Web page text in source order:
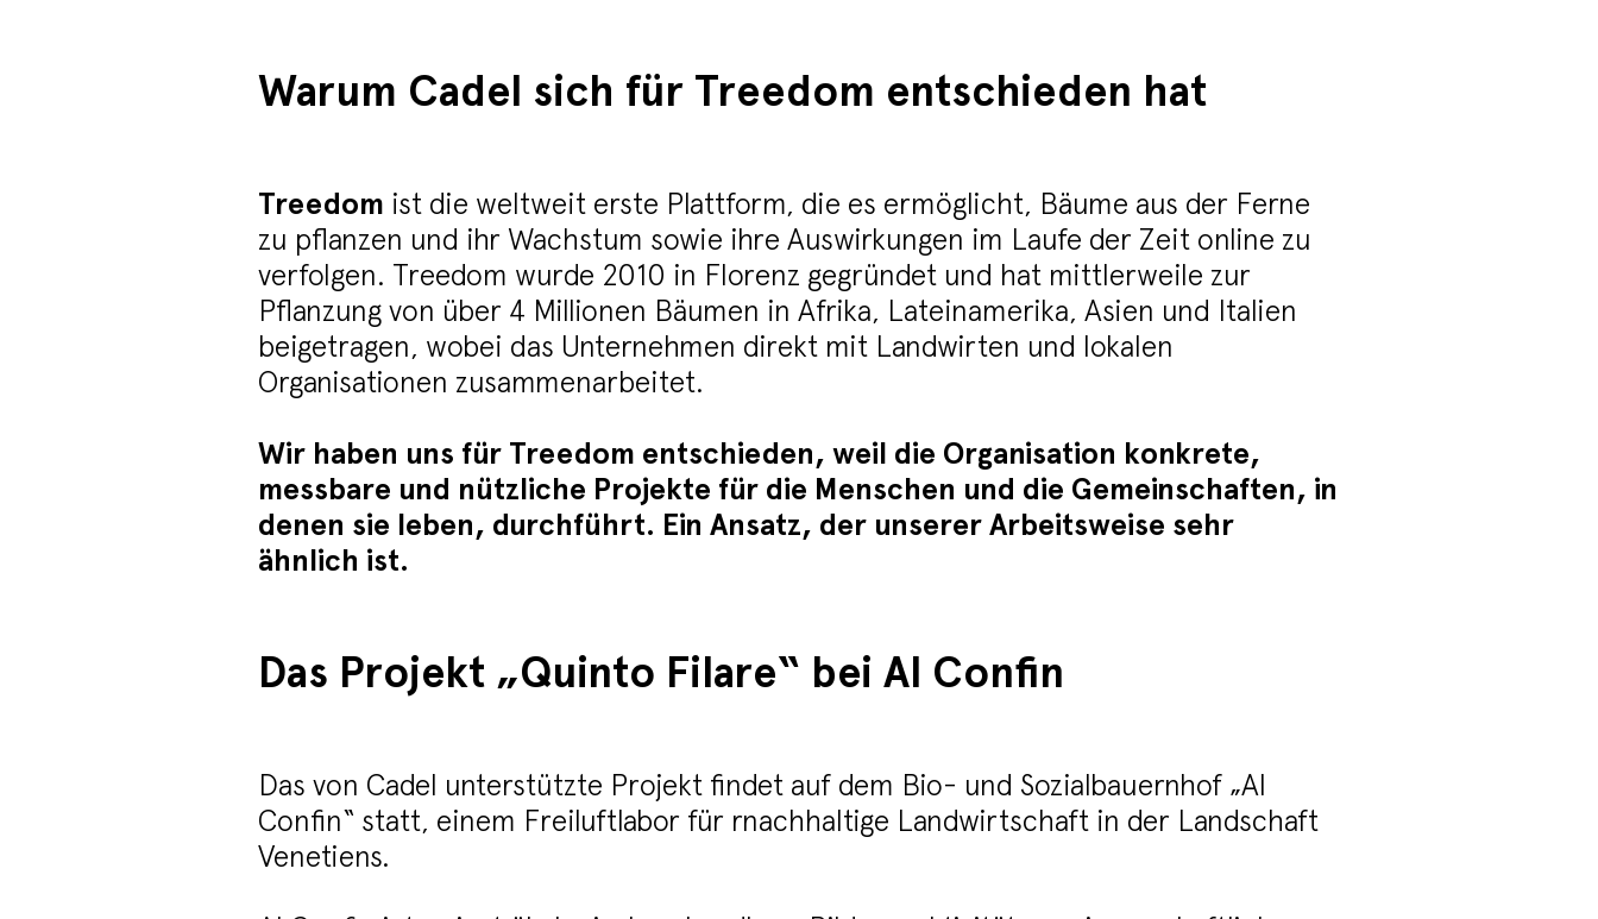
Warum Cadel sich für Treedom entschieden hat
Treedom ist die weltweit erste Plattform, die es ermöglicht, Bäume aus der Ferne
zu pflanzen und ihr Wachstum sowie ihre Auswirkungen im Laufe der Zeit online zu
verfolgen. Treedom wurde 2010 in Florenz gegründet und hat mittlerweile zur
Pflanzung von über 4 Millionen Bäumen in Afrika, Lateinamerika, Asien und Italien
beigetragen, wobei das Unternehmen direkt mit Landwirten und lokalen
Organisationen zusammenarbeitet.
Wir haben uns für Treedom entschieden, weil die Organisation konkrete,
messbare und nützliche Projekte für die Menschen und die Gemeinschaften, in
denen sie leben, durchführt. Ein Ansatz, der unserer Arbeitsweise sehr
ähnlich ist.
Das Projekt „Quinto Filare“ bei Al Confin
Das von Cadel unterstützte Projekt findet auf dem Bio- und Sozialbauernhof „Al
Confin“ statt, einem Freiluftlabor für rnachhaltige Landwirtschaft in der Landschaft
Venetiens.